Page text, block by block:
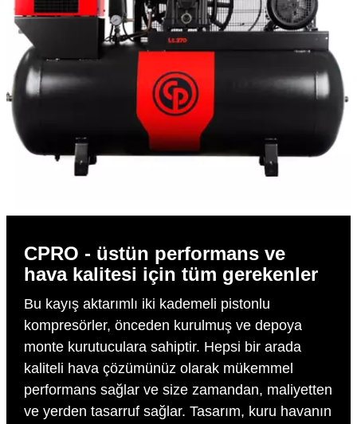
CPRO - üstün performans ve
hava kalitesi için tüm gerekenler
Bu kayış aktarımlı iki kademeli pistonlu
kompresörler, önceden kurulmuş ve depoya
monte kurutuculara sahiptir. Hepsi bir arada
kaliteli hava çözümünüz olarak mükemmel
performans sağlar ve size zamandan, maliyetten
ve yerden tasarruf sağlar. Tasarım, kuru havanın